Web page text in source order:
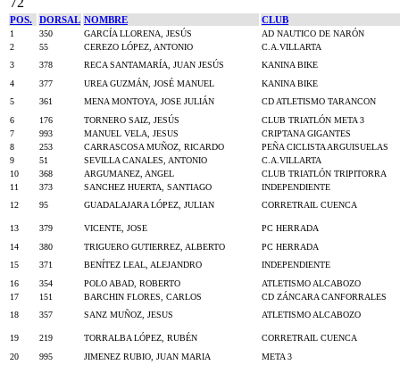
POS. DORSAL NOMBRE CLUB
1 350 GARCÍA LLORENA, JESÚS
AD NAUTICO DE NARÓN
2
55 CEREZO LÓPEZ, ANTONIO
C.A.VILLARTA
3
378 RECA SANTAMARÍA, JUAN JESÚS
KANINA BIKE
4
377 UREA GUZMÁN, JOSÉ MANUEL
KANINA BIKE
5
361 MENA MONTOYA, JOSE JULIÁN
CD ATLETISMO TARANCON
6
176 TORNERO SAIZ, JESÚS
CLUB TRIATLÓN META 3
7
993 MANUEL VELA, JESUS
CRIPTANA GIGANTES
8
253 CARRASCOSA MUÑOZ, RICARDO
PEÑA CICLISTA ARGUISUELAS
9
51 SEVILLA CANALES, ANTONIO
C.A.VILLARTA
10
368 ARGUMANEZ, ANGEL
CLUB TRIATLÓN TRIPITORRA
11
373 SANCHEZ HUERTA, SANTIAGO
INDEPENDIENTE
12
95 GUADALAJARA LÓPEZ, JULIAN CORRETRAIL CUENCA
13 379 VICENTE, JOSE
PC HERRADA
14
380 TRIGUERO GUTIERREZ, ALBERTO
PC HERRADA
15
371 BENÍTEZ LEAL, ALEJANDRO
INDEPENDIENTE
16
354 POLO ABAD, ROBERTO
ATLETISMO ALCABOZO
17
151 BARCHIN FLORES, CARLOS
CD ZÁNCARA CANFORRALES
18
357 SANZ MUÑOZ, JESUS ATLETISMO ALCABOZO
19 219 TORRALBA LÓPEZ, RUBÉN
CORRETRAIL CUENCA
20
995 JIMENEZ RUBIO, JUAN MARIA
META 3